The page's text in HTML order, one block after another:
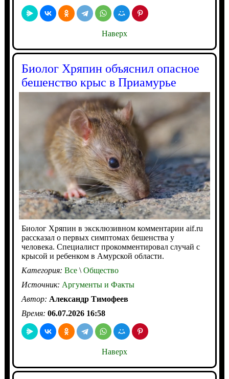
Наверх
Биолог Хряпин объяснил опасное
бешенство крыс в Приамурье
Биолог Хряпин в эксклюзивном комментарии aif.ru
рассказал о первых симптомах бешенства у
человека. Специалист прокомментировал случай с
крысой и ребенком в Амурской области.
Категория: Все\Общество
Источник: Аргументы и Факты
Автор: Александр Тимофеев
Время: 06.07.2026 16:58
Наверх